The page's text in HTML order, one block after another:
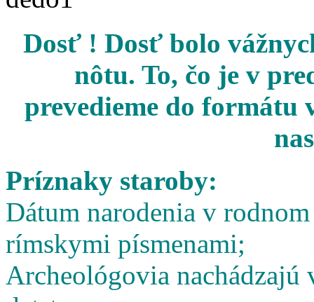
Dosť ! Dosť bolo
nôtu. To, čo je v
prevedieme do formátu
Príznaky staroby:
Dátum narodenia v
rímskymi písmenami;
Archeológovia nachádzajú